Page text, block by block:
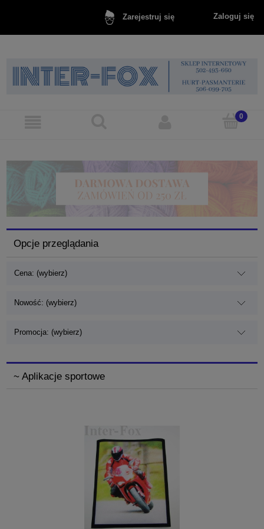
Zarejestruj się Zaloguj się
Opcje przeglądania
Cena: (wybierz)
Nowość: (wybierz)
Promocja: (wybierz)
~ Aplikacje sportowe